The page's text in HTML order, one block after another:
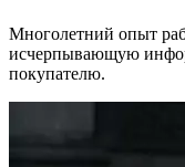
Многолетний опыт
исчерпывающую
покупателю.